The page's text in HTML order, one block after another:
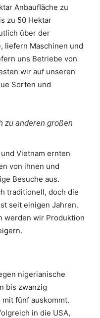
Anbauﬂäche zu
zu 50 Hektar
über der
liefern Maschinen und
uns Betriebe von
wir auf unseren
Sorten und
zu anderen großen
Vietnam ernten
von ihnen und
Besuche aus.
traditionell, doch die
seit einigen Jahren.
werden wir Produktion
nigerianische
bis zwanzig
fünf auskommt.
in die USA,